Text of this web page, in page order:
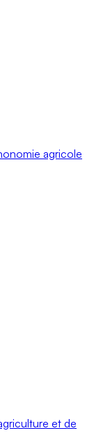
agricole
et de